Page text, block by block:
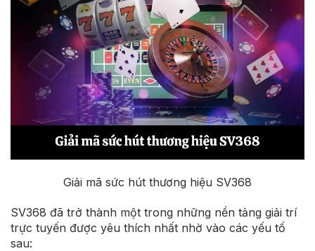
Giải mã sức hút thương hiệu SV368
SV368 đã trở thành một trong những nền tảng giải trí
trực tuyến được yêu thích nhất nhờ vào các yếu tố
sau: